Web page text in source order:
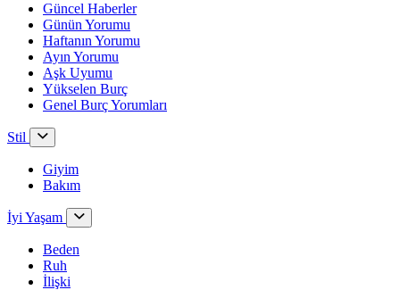
Güncel Haberler
Günün Yorumu
Haftanın Yorumu
Ayın Yorumu
Aşk Uyumu
Yükselen Burç
Genel Burç Yorumları
Stil
Giyim
Bakım
İyi Yaşam
Beden
Ruh
İlişki